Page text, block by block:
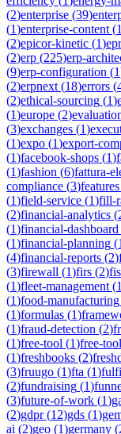
(2)enterprise (39)
(1)enterprise-content (1
(2)epicor-kinetic (1)
(2)erp (225)erp-
(9)erp-configuration (1
(2)erpnext (18)errors (
(2)ethical-sourcing (1)
(1)europe (2)
(3)exchanges (1)
(1)expo (1)export-
(1)facebook-shops (1)
(1)fashion (6)fattura-
compliance (3)features
(1)field-service (1)fill-
(2)financial-analytics (
(1)financial-dashboard
(1)financial-planning (1
(4)financial-reports (2)
(3)firewall (1)firs (2)
(1)fleet-management (1
(1)food-manufacturing
(1)formulas (1)
(1)fraud-detection (2)
(1)free-tool (1)free-
(1)freshbooks (2)
(3)fruugo (1)fta (1)
(2)fundraising (1)
(3)future-of-work (1)
(2)gdpr(12)gds (1)
ai (2)geo (1)germany (